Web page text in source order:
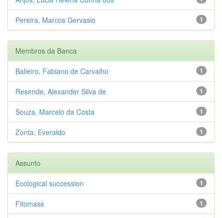
1
Pereira, Marcos Gervasio
Membros da Banca
1
Balieiro, Fabiano de Carvalho
1
Resende, Alexander Silva de
1
Souza, Marcelo da Costa
1
Zonta, Everaldo
Assunto
1
Ecological succession
1
Fitomass